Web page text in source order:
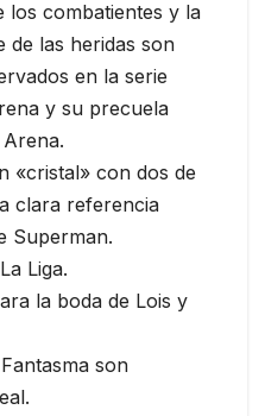
los combatientes y la
de las heridas son
en la serie
y su precuela
«cristal» con dos de
clara referencia
Superman.
Liga.
la boda de Lois y
son